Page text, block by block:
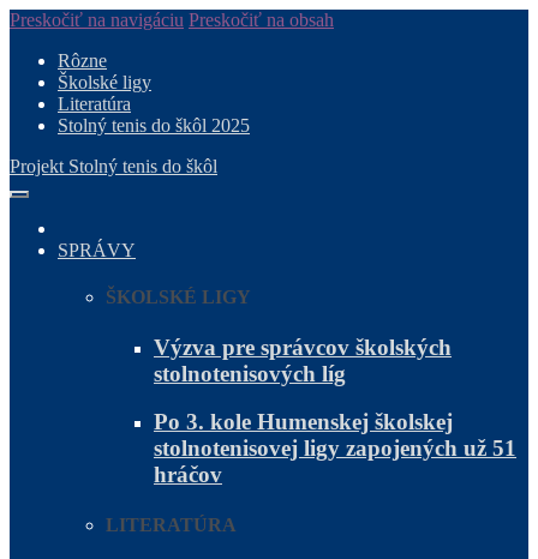
Preskočiť na navigáciu Preskočiť na obsah
Rôzne
Školské ligy
Literatúra
Stolný tenis do škôl 2025
Projekt Stolný tenis do škôl
SPRÁVY
ŠKOLSKÉ LIGY
Výzva pre správcov školských
stolnotenisových líg
Po 3. kole Humenskej školskej
stolnotenisovej ligy zapojených už 51
hráčov
LITERATÚRA